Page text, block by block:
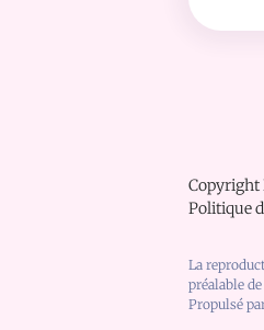
Copyright
Politique
La
préalable
Propulsé